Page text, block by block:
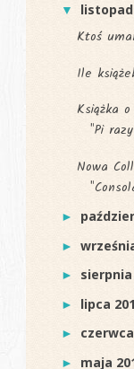
▼
Ktoś
Ile
Książka
"Pi
Nowa
►
►
►
► lipca
►
► maja